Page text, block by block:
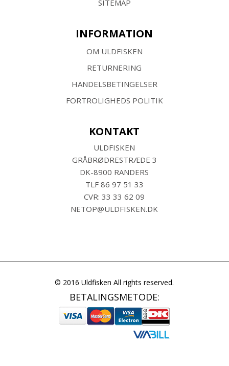
SITEMAP
INFORMATION
OM ULDFISKEN
RETURNERING
HANDELSBETINGELSER
FORTROLIGHEDS POLITIK
KONTAKT
ULDFISKEN
GRÅBRØDRESTRÆDE 3
DK-8900 RANDERS
TLF 86 97 51 33
CVR: 33 33 62 09
NETOP@ULDFISKEN.DK
© 2016 Uldfisken All rights reserved.
BETALINGSMETODE: